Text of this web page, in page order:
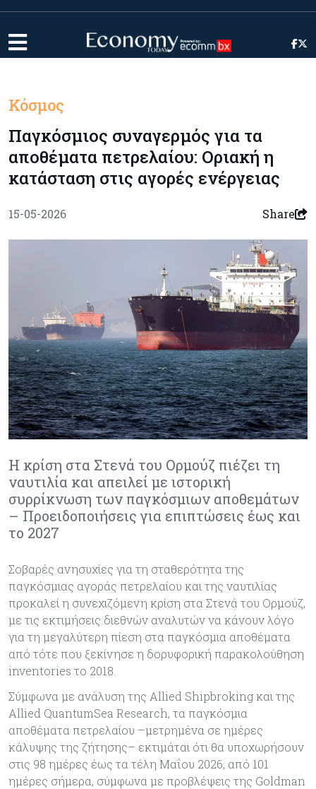
Κόσμος
Παγκόσμιος συναγερμός για τα
αποθέματα πετρελαίου: Οριακή η
κατάσταση στις αγορές ενέργειας
15-05-2026 Share
Η κρίση στα Στενά του Ορμούζ πιέζει τη
ναυτιλία και απειλεί με ιστορική
συρρίκνωση των παγκόσμιων αποθεμάτων
– Προειδοποιήσεις για επιπτώσεις έως και
το 2027
Σοβαρές ανησυχίες για τη σταθερότητα της
παγκόσμιας αγοράς πετρελαίου και της ναυτιλίας
προκαλεί η συνεχιζόμενη κρίση στα Στενά του Ορμούζ,
με τις εκτιμήσεις διεθνών αναλυτών να κάνουν λόγο
για τη μεγαλύτερη πίεση στα παγκόσμια αποθέματα
από τότε που ξεκίνησε η δορυφορική παρακολούθηση
inventories το 2018.
Σύμφωνα με ανάλυση της Allied Shipbroking και της
Allied QuantumSea Research, τα παγκόσμια
αποθέματα πετρελαίου –μετρημένα σε ημέρες
κάλυψης της ζήτησης– εκτιμάται ότι θα υποχωρήσουν
στις 98 ημέρες έως τα τέλη Μαΐου 2026, από 101
ημέρες σήμερα, σύμφωνα με προβλέψεις της Goldman